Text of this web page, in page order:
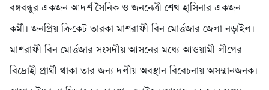
বঙ্গবন্ধুর একজন আদর্শ সৈনিক ও জননেত্রী শেখ হাসিনার একজন
কর্মী। জনপ্রিয় ক্রিকেট তারকা মাশরাফী বিন মোর্ত্তজার জেলা নড়াইল।
মাশরাফী বিন মোর্ত্তজার সংসদীয় আসনের মধ্যে আওয়ামী লীগের
বিদ্রোহী প্রার্থী থাকা তার জন্য দলীয় অবস্থান বিবেচনায় অসম্মানজনক।